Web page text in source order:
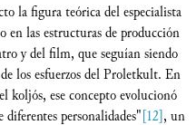
la figura teórica del especialista
en las estructuras de producción
y del film, que seguían siendo
los esfuerzos del Proletkult. En
koljós, ese concepto evolucionó
personalidades"[12], un